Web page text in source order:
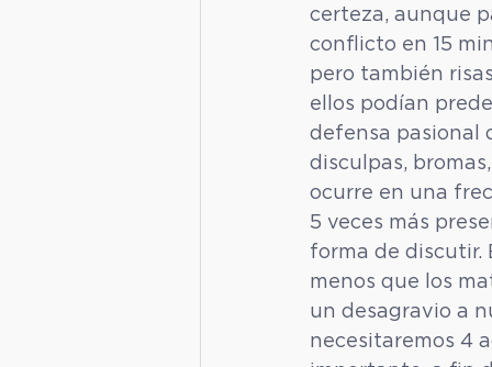
certeza, aunque
conflicto en 15
pero también
ellos podían
defensa pasional
disculpas,
ocurre en una
5 veces más
forma de discutir.
menos que los
un desagravio a
necesitaremos 4